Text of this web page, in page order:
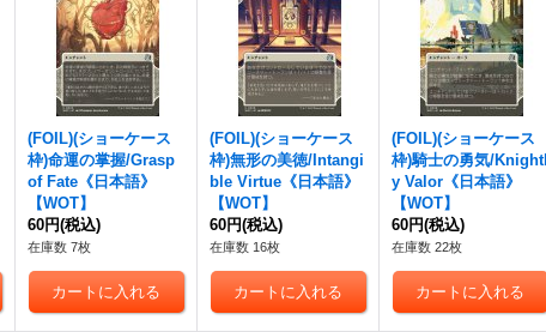
(FOIL)(ショーケース
枠)命運の掌握/Grasp
of Fate《日本語》
【WOT】
60円(税込)
在庫数 7枚
(FOIL)(ショーケース
枠)無形の美徳/Intangi
ble Virtue《日本語》
【WOT】
60円(税込)
在庫数 16枚
(FOIL)(ショーケース
枠)騎士の勇気/Knightl
y Valor《日本語》
【WOT】
60円(税込)
在庫数 22枚